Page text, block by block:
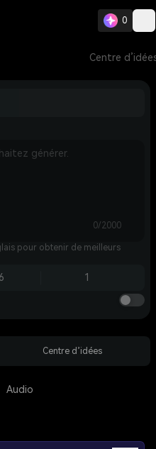
0
Centre
0/2000
pour obtenir de meilleurs
1
Centre d’idées
Audio